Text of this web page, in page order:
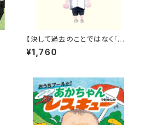
【決して過去のことではなく「こ
れから」に繋げるために】『朗読
詩 ひろしまの子』
¥1,760